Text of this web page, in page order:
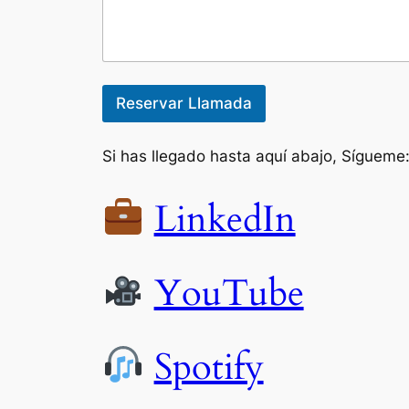
Reservar Llamada
Si has llegado hasta aquí abajo, Sígueme:
LinkedIn
YouTube
Spotify